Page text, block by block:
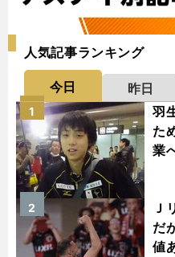
人気記事ランキング
今日 昨日
羽
た
業
1
Ｊ
だ
値
2